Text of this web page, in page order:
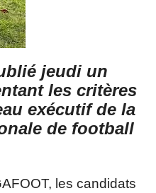
jeudi un
les critères
exécutif de la
de football
les candidats